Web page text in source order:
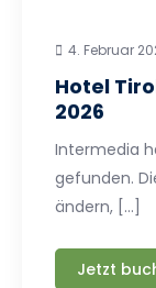
4. Februar
Hotel
2026
Intermedia
gefunden.
ändern, […]
Jetzt